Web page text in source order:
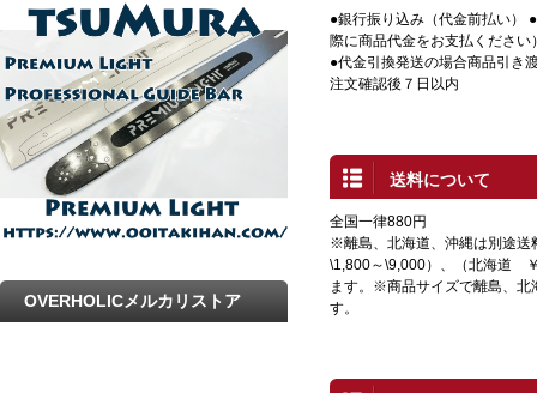
●銀行振り込み（代金前払い）
際に商品代金をお支払ください
●代金引換発送の場合商品引き
注文確認後７日以内
送料について
全国一律880円
※離島、北海道、沖縄は別途送
\1,800～\9,000）、（北海道
ます。※商品サイズで離島、北
す。
プ
OVERHOLICメルカリストア